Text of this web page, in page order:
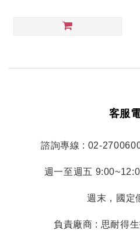
客服
諮詢專線 : 02-
週一至週五
週末，國定
負責廠商 : 思耐得